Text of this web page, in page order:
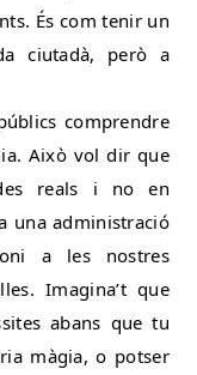
És com tenir un
ciutadà, però a
comprendre
Això vol dir que
reals i no en
una administració
a les nostres
Imagina’t que
abans que tu
màgia, o potser